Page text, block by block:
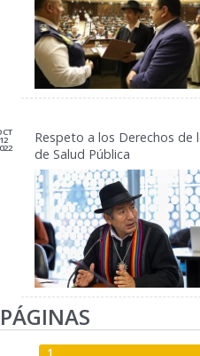
12
Respeto a los Derechos
de Salud Pública
PÁGINAS
1